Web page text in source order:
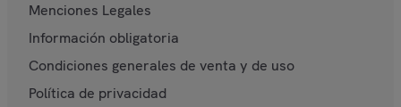
Menciones Legales
Información obligatoria
Condiciones generales de venta y de uso
Política de privacidad